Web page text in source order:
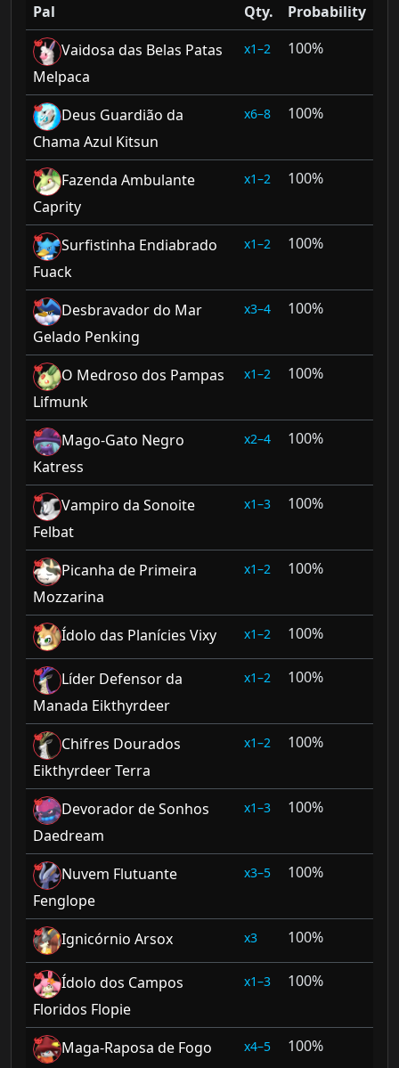
Pal Qty.
Probability
Vaidosa das Belas Patas
Melpaca
1–2 100%
Deus Guardião da
Chama Azul Kitsun
6–8 100%
Fazenda Ambulante
Caprity
1–2 100%
Surfistinha Endiabrado
Fuack
1–2 100%
Desbravador do Mar
Gelado Penking
3–4 100%
O Medroso dos Pampas
Lifmunk
1–2 100%
Mago-Gato Negro
Katress
2–4 100%
Vampiro da Sonoite
Felbat
1–3 100%
Picanha de Primeira
Mozzarina
1–2 100%
Ídolo das Planícies Vixy 1–2 100%
Líder Defensor da
Manada Eikthyrdeer
1–2 100%
Chifres Dourados
Eikthyrdeer Terra
1–2 100%
Devorador de Sonhos
Daedream
1–3 100%
Nuvem Flutuante
Fenglope
3–5 100%
Ignicórnio Arsox 3 100%
Ídolo dos Campos
Floridos Flopie
1–3 100%
Maga-Raposa de Fogo
4–5 100%